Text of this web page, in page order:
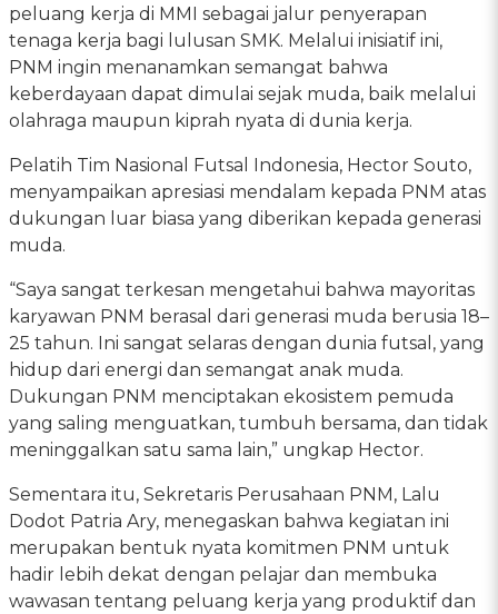
peluang kerja di MMI sebagai jalur penyerapan
tenaga kerja bagi lulusan SMK. Melalui inisiatif ini,
PNM ingin menanamkan semangat bahwa
keberdayaan dapat dimulai sejak muda, baik melalui
olahraga maupun kiprah nyata di dunia kerja.
Pelatih Tim Nasional Futsal Indonesia, Hector Souto,
menyampaikan apresiasi mendalam kepada PNM atas
dukungan luar biasa yang diberikan kepada generasi
muda.
“Saya sangat terkesan mengetahui bahwa mayoritas
karyawan PNM berasal dari generasi muda berusia 18–
25 tahun. Ini sangat selaras dengan dunia futsal, yang
hidup dari energi dan semangat anak muda.
Dukungan PNM menciptakan ekosistem pemuda
yang saling menguatkan, tumbuh bersama, dan tidak
meninggalkan satu sama lain,” ungkap Hector.
Sementara itu, Sekretaris Perusahaan PNM, Lalu
Dodot Patria Ary, menegaskan bahwa kegiatan ini
merupakan bentuk nyata komitmen PNM untuk
hadir lebih dekat dengan pelajar dan membuka
wawasan tentang peluang kerja yang produktif dan